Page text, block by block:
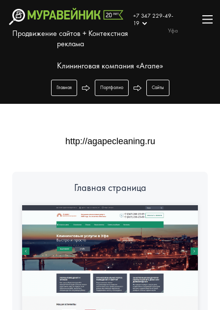
Продвижение сайтов + Контекстная
реклама
+7 347 229-49-
19
Уфа
Клининговая компания «Агапе»
Главная Портфолио Сайты
http://agapecleaning.ru
Главная страница